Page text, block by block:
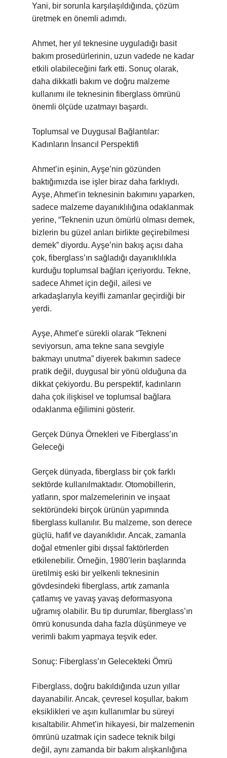
Yani, bir sorunla karşılaşıldığında, çözüm
üretmek en önemli adımdı.
Ahmet, her yıl teknesine uyguladığı basit
bakım prosedürlerinin, uzun vadede ne kadar
etkili olabileceğini fark etti. Sonuç olarak,
daha dikkatli bakım ve doğru malzeme
kullanımı ile teknesinin fiberglass ömrünü
önemli ölçüde uzatmayı başardı.
Toplumsal ve Duygusal Bağlantılar:
Kadınların İnsancıl Perspektifi
Ahmet’in eşinin, Ayşe’nin gözünden
baktığımızda ise işler biraz daha farklıydı.
Ayşe, Ahmet’in teknesinin bakımını yaparken,
sadece malzeme dayanıklılığına odaklanmak
yerine, “Teknenin uzun ömürlü olması demek,
bizlerin bu güzel anları birlikte geçirebilmesi
demek” diyordu. Ayşe’nin bakış açısı daha
çok, fiberglass’ın sağladığı dayanıklılıkla
kurduğu toplumsal bağları içeriyordu. Tekne,
sadece Ahmet için değil, ailesi ve
arkadaşlarıyla keyifli zamanlar geçirdiği bir
yerdi.
Ayşe, Ahmet’e sürekli olarak “Tekneni
seviyorsun, ama tekne sana sevgiyle
bakmayı unutma” diyerek bakımın sadece
pratik değil, duygusal bir yönü olduğuna da
dikkat çekiyordu. Bu perspektif, kadınların
daha çok ilişkisel ve toplumsal bağlara
odaklanma eğilimini gösterir.
Gerçek Dünya Örnekleri ve Fiberglass’ın
Geleceği
Gerçek dünyada, fiberglass bir çok farklı
sektörde kullanılmaktadır. Otomobillerin,
yatların, spor malzemelerinin ve inşaat
sektöründeki birçok ürünün yapımında
fiberglass kullanılır. Bu malzeme, son derece
güçlü, hafif ve dayanıklıdır. Ancak, zamanla
doğal etmenler gibi dışsal faktörlerden
etkilenebilir. Örneğin, 1980’lerin başlarında
üretilmiş eski bir yelkenli teknesinin
gövdesindeki fiberglass, artık zamanla
çatlamış ve yavaş yavaş deformasyona
uğramış olabilir. Bu tip durumlar, fiberglass’ın
ömrü konusunda daha fazla düşünmeye ve
verimli bakım yapmaya teşvik eder.
Sonuç: Fiberglass’ın Gelecekteki Ömrü
Fiberglass, doğru bakıldığında uzun yıllar
dayanabilir. Ancak, çevresel koşullar, bakım
eksiklikleri ve aşırı kullanımlar bu süreyi
kısaltabilir. Ahmet’in hikayesi, bir malzemenin
ömrünü uzatmak için sadece teknik bilgi
değil, aynı zamanda bir bakım alışkanlığına